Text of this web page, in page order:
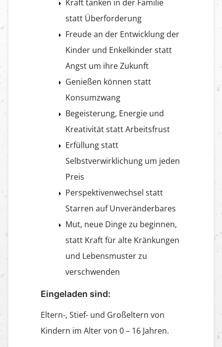
Kraft tanken in der Familie
statt Überforderung
Freude an der Entwicklung der
Kinder und Enkelkinder statt
Angst um ihre Zukunft
Genießen können statt
Konsumzwang
Begeisterung, Energie und
Kreativität statt Arbeitsfrust
Erfüllung statt
Selbstverwirklichung um jeden
Preis
Perspektivenwechsel statt
Starren auf Unveränderbares
Mut, neue Dinge zu beginnen,
statt Kraft für alte Kränkungen
und Lebensmuster zu
verschwenden
Eingeladen sind:
Eltern-, Stief- und Großeltern von
Kindern im Alter von 0 – 16 Jahren.